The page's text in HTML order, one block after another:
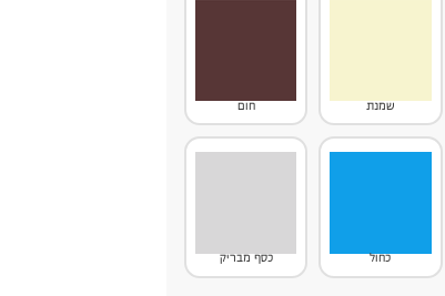
שמנת חום
כחול כסף מבריק